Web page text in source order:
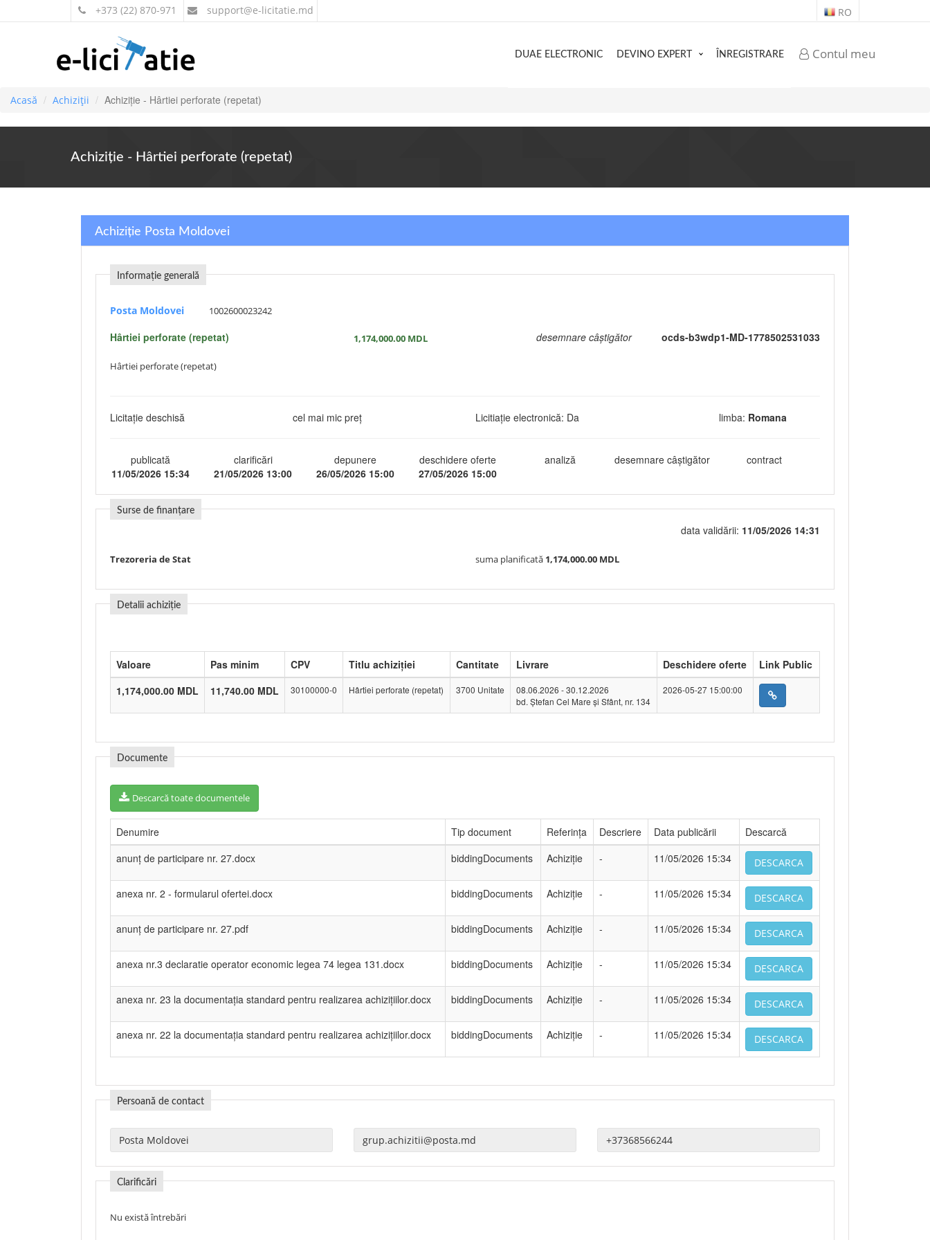
+373 (22) 870-971 support@e-licitatie.md RO
Contul meu
DUAE ELECTRONIC DEVINO EXPERT ÎNREGISTRARE
Acasă Achiziții Achiziție - Hârtiei perforate (repetat)
Achiziție - Hârtiei perforate (repetat)
Achiziție Posta Moldovei
Informație generală
Posta Moldovei 1002600023242
Hârtiei perforate (repetat) 1,174,000.00 MDL desemnare câștigător ocds-b3wdp1-MD-1778502531033
Hârtiei perforate (repetat)
Licitație deschisă cel mai mic preț Licitiație electronică: Da limba: Romana
publicată
11/05/2026 15:34
clarificări
21/05/2026 13:00
depunere
26/05/2026 15:00
deschidere oferte
27/05/2026 15:00
analiză desemnare câștigător contract
Surse de finanțare
data validării: 11/05/2026 14:31
Trezoreria de Stat suma planificată 1,174,000.00 MDL
Detalii achiziție
Valoare Pas minim CPV Titlu achiziției Cantitate Livrare Deschidere oferte
Link Public
1,174,000.00 MDL
11,740.00 MDL 30100000-0 Hârtiei perforate (repetat) 3700 Unitate
08.06.2026 - 30.12.2026
bd. Ștefan Cel Mare și Sfânt, nr. 134
2026-05-27 15:00:00
Documente
Descarcă toate documentele
Denumire Tip document Referința Descriere Data publicării
Descarcă
anunț de participare nr. 27.docx
biddingDocuments Achiziție - 11/05/2026 15:34 DESCARCA
anexa nr. 2 - formularul ofertei.docx biddingDocuments Achiziție - 11/05/2026 15:34 DESCARCA
anunț de participare nr. 27.pdf biddingDocuments Achiziție - 11/05/2026 15:34 DESCARCA
anexa nr.3 declaratie operator economic legea 74 legea 131.docx biddingDocuments Achiziție - 11/05/2026 15:34 DESCARCA
anexa nr. 23 la documentația standard pentru realizarea achizițiilor.docx biddingDocuments Achiziție - 11/05/2026 15:34 DESCARCA
anexa nr. 22 la documentația standard pentru realizarea achizițiilor.docx biddingDocuments Achiziție - 11/05/2026 15:34 DESCARCA
Persoană de contact
Clarificări
Nu există întrebări